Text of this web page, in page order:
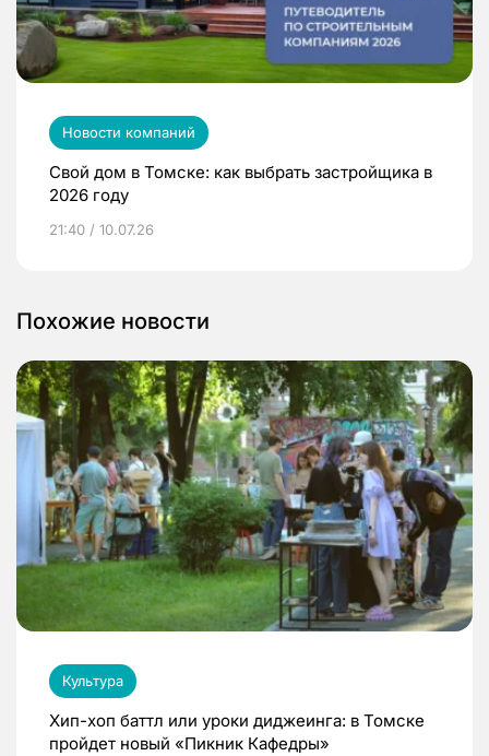
Новости компаний
Свой дом в Томске: как выбрать застройщика в
2026 году
21:40 / 10.07.26
Похожие новости
Культура
Хип-хоп баттл или уроки диджеинга: в Томске
пройдет новый «Пикник Кафедры»